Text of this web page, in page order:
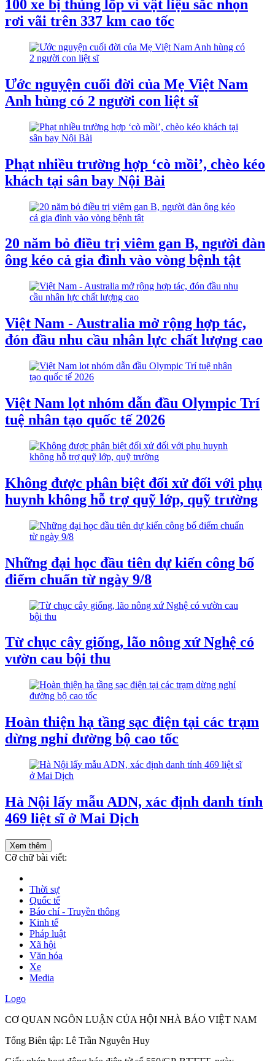
100 xe bị thủng lốp vì vật liệu sắc nhọn
rơi vãi trên 337 km cao tốc
Ước nguyện cuối đời của Mẹ Việt Nam
Anh hùng có 2 người con liệt sĩ
Phạt nhiều trường hợp ‘cò mồi’, chèo kéo
khách tại sân bay Nội Bài
20 năm bỏ điều trị viêm gan B, người đàn
ông kéo cả gia đình vào vòng bệnh tật
Việt Nam - Australia mở rộng hợp tác,
đón đầu nhu cầu nhân lực chất lượng cao
Việt Nam lọt nhóm dẫn đầu Olympic Trí
tuệ nhân tạo quốc tế 2026
Không được phân biệt đối xử đối với phụ
huynh không hỗ trợ quỹ lớp, quỹ trường
Những đại học đầu tiên dự kiến công bố
điểm chuẩn từ ngày 9/8
Từ chục cây giống, lão nông xứ Nghệ có
vườn cau bội thu
Hoàn thiện hạ tầng sạc điện tại các trạm
dừng nghỉ đường bộ cao tốc
Hà Nội lấy mẫu ADN, xác định danh tính
469 liệt sĩ ở Mai Dịch
Xem thêm
Cỡ chữ bài viết:
Thời sự
Quốc tế
Báo chí - Truyền thông
Kinh tế
Pháp luật
Xã hội
Văn hóa
Xe
Media
Logo
CƠ QUAN NGÔN LUẬN CỦA HỘI NHÀ BÁO VIỆT NAM
Tổng Biên tập: Lê Trần Nguyên Huy